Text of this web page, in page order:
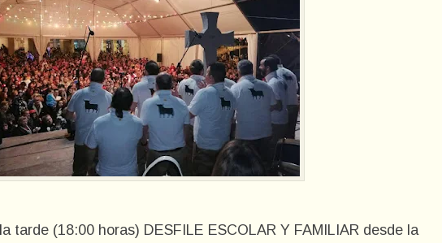
tarde (18:00 horas) DESFILE ESCOLAR Y FAMILIAR desde la